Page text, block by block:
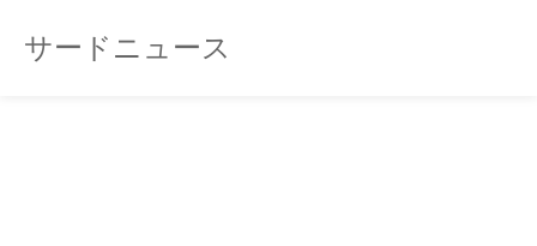
サードニュース